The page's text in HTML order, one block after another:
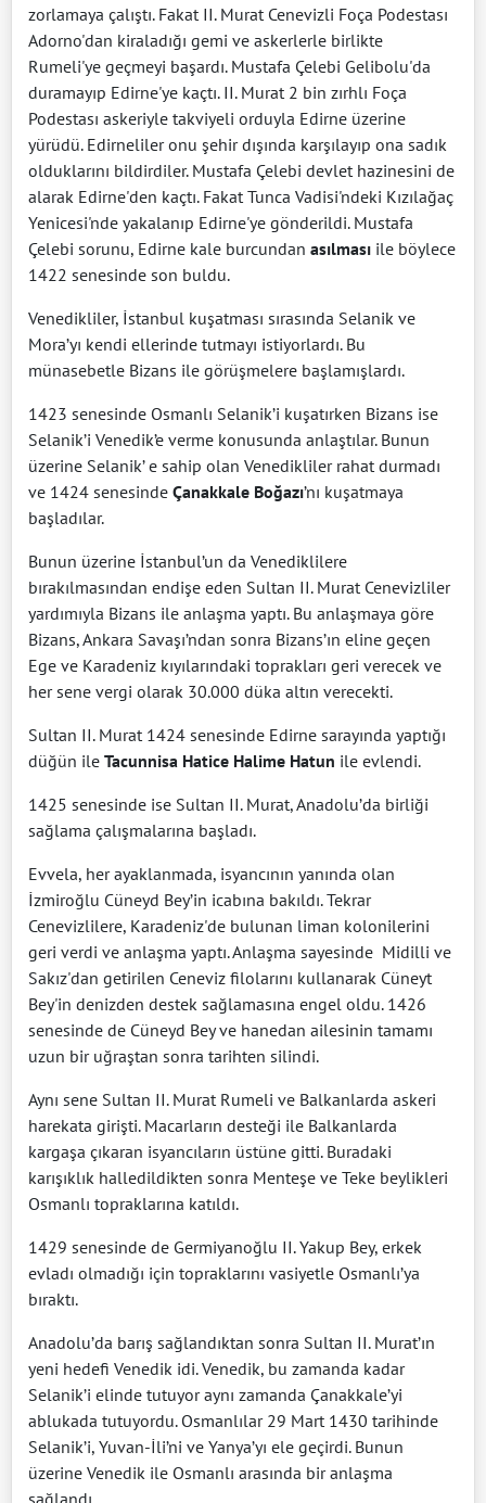
zorlamaya çalıştı. Fakat II. Murat Cenevizli Foça Podestası
Adorno'dan kiraladığı gemi ve askerlerle birlikte
Rumeli'ye geçmeyi başardı. Mustafa Çelebi Gelibolu'da
duramayıp Edirne'ye kaçtı. II. Murat 2 bin zırhlı Foça
Podestası askeriyle takviyeli orduyla Edirne üzerine
yürüdü. Edirneliler onu şehir dışında karşılayıp ona sadık
olduklarını bildirdiler. Mustafa Çelebi devlet hazinesini de
alarak Edirne'den kaçtı. Fakat Tunca Vadisi'ndeki Kızılağaç
Yenicesi'nde yakalanıp Edirne'ye gönderildi. Mustafa
Çelebi sorunu, Edirne kale burcundan asılması ile böylece
1422 senesinde son buldu.
Venedikliler, İstanbul kuşatması sırasında Selanik ve
Mora’yı kendi ellerinde tutmayı istiyorlardı. Bu
münasebetle Bizans ile görüşmelere başlamışlardı.
1423 senesinde Osmanlı Selanik’i kuşatırken Bizans ise
Selanik’i Venedik’e verme konusunda anlaştılar. Bunun
üzerine Selanik’ e sahip olan Venedikliler rahat durmadı
ve 1424 senesinde Çanakkale Boğazı’nı kuşatmaya
başladılar.
Bunun üzerine İstanbul’un da Venediklilere
bırakılmasından endişe eden Sultan II. Murat Cenevizliler
yardımıyla Bizans ile anlaşma yaptı. Bu anlaşmaya göre
Bizans, Ankara Savaşı’ndan sonra Bizans’ın eline geçen
Ege ve Karadeniz kıyılarındaki toprakları geri verecek ve
her sene vergi olarak 30.000 düka altın verecekti.
Sultan II. Murat 1424 senesinde Edirne sarayında yaptığı
düğün ile Tacunnisa Hatice Halime Hatun ile evlendi.
1425 senesinde ise Sultan II. Murat, Anadolu’da birliği
sağlama çalışmalarına başladı.
Evvela, her ayaklanmada, isyancının yanında olan
İzmiroğlu Cüneyd Bey’in icabına bakıldı. Tekrar
Cenevizlilere, Karadeniz'de bulunan liman kolonilerini
geri verdi ve anlaşma yaptı. Anlaşma sayesinde Midilli ve
Sakız'dan getirilen Ceneviz filolarını kullanarak Cüneyt
Bey'in denizden destek sağlamasına engel oldu. 1426
senesinde de Cüneyd Bey ve hanedan ailesinin tamamı
uzun bir uğraştan sonra tarihten silindi.
Aynı sene Sultan II. Murat Rumeli ve Balkanlarda askeri
harekata girişti. Macarların desteği ile Balkanlarda
kargaşa çıkaran isyancıların üstüne gitti. Buradaki
karışıklık halledildikten sonra Menteşe ve Teke beylikleri
Osmanlı topraklarına katıldı.
1429 senesinde de Germiyanoğlu II. Yakup Bey, erkek
evladı olmadığı için topraklarını vasiyetle Osmanlı’ya
bıraktı.
Anadolu’da barış sağlandıktan sonra Sultan II. Murat’ın
yeni hedefi Venedik idi. Venedik, bu zamanda kadar
Selanik’i elinde tutuyor aynı zamanda Çanakkale’yi
ablukada tutuyordu. Osmanlılar 29 Mart 1430 tarihinde
Selanik’i, Yuvan-İli’ni ve Yanya’yı ele geçirdi. Bunun
üzerine Venedik ile Osmanlı arasında bir anlaşma
sağlandı.